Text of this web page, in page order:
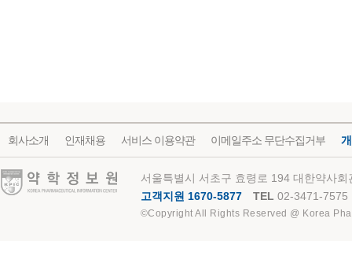
회사소개 인재채용 서비스 이용약관 이메일주소 무단수집거부
약학정보원
서울특별시 서초구 효령로 194 대한약사
고객지원 1670-5877
TEL 02-3471-7575
©Copyright All Rights Reserved @ Korea